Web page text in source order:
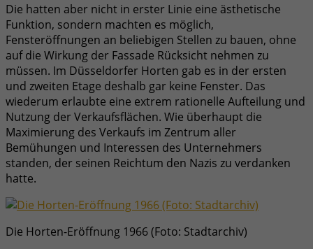
Die hatten aber nicht in erster Linie eine ästhetische
Funktion, sondern machten es möglich,
Fensteröffnungen an beliebigen Stellen zu bauen, ohne
auf die Wirkung der Fassade Rücksicht nehmen zu
müssen. Im Düsseldorfer Horten gab es in der ersten
und zweiten Etage deshalb gar keine Fenster. Das
wiederum erlaubte eine extrem rationelle Aufteilung und
Nutzung der Verkaufsflächen. Wie überhaupt die
Maximierung des Verkaufs im Zentrum aller
Bemühungen und Interessen des Unternehmers
standen, der seinen Reichtum den Nazis zu verdanken
hatte.
Die Horten-Eröffnung 1966 (Foto: Stadtarchiv)